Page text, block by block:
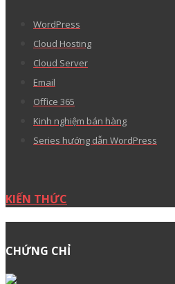
WordPress
Cloud Hosting
Cloud Server
Email
Office 365
Kinh nghiệm bán hàng
Series hướng dẫn WordPress
KIẾN THỨC
CHỨNG CHỈ